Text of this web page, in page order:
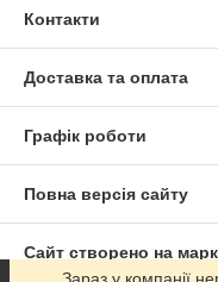
Контакти
Доставка та оплата
Графік роботи
Повна версія сайту
Сайт створено на